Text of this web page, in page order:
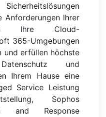
Anforderungen Ihrer
Ihre Cloud-
365-Umgebungen
und erfüllen höchste
und
Ihrem Hause eine
Service Leistung
Sophos
and Response